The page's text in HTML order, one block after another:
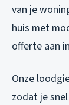
van je
huis met
offerte aan
Onze
zodat je